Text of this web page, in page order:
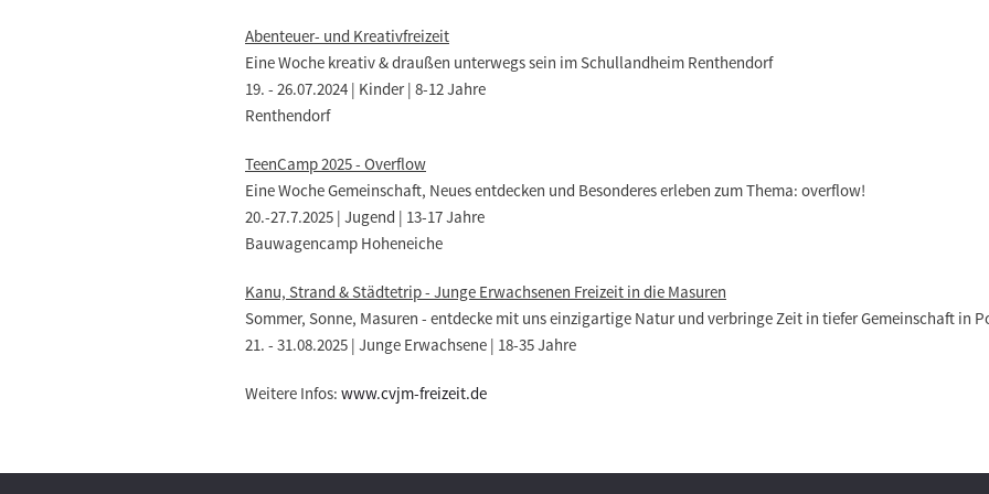
Abenteuer- und Kreativfreizeit
Eine Woche kreativ & draußen unterwegs sein im Schullandheim Renthendorf
19. - 26.07.2024 | Kinder | 8-12 Jahre
Renthendorf
TeenCamp 2025 - Overflow
Eine Woche Gemeinschaft, Neues entdecken und Besonderes erleben zum Thema: overflow!
20.-27.7.2025 | Jugend | 13-17 Jahre
Bauwagencamp Hoheneiche
Kanu, Strand & Städtetrip - Junge Erwachsenen Freizeit in die Masuren
Sommer, Sonne, Masuren - entdecke mit uns einzigartige Natur und verbringe Zeit in tiefer Gemeinschaft in
21. - 31.08.2025 | Junge Erwachsene | 18-35 Jahre
Weitere Infos: www.cvjm-freizeit.de